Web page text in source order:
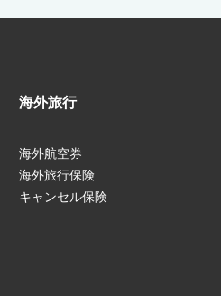
海外旅行
海外航空券
海外旅行保険
キャンセル保険